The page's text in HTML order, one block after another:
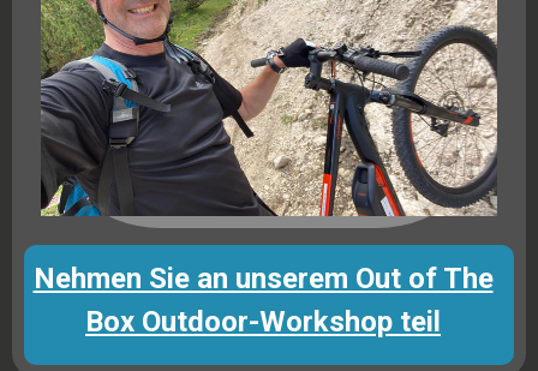
Nehmen Sie an unserem Out of The
Box Outdoor-Workshop teil